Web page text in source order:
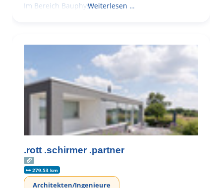
Im Bereich BauphysikWeiterlesen …
.rott .schirmer .partner
279.53 km
Architekten/Ingenieure